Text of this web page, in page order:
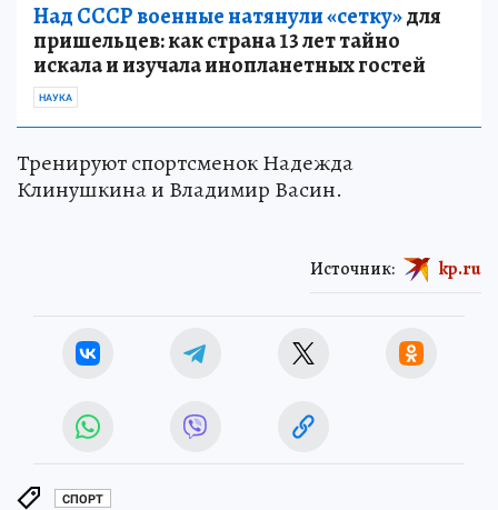
Над СССР военные натянули «сетку»для
пришельцев: как страна 13 лет тайно
искала и изучала инопланетных гостей
НАУКА
Тренируют спортсменок Надежда
Клинушкина и Владимир Васин.
Источник: kp.ru
СПОРТ